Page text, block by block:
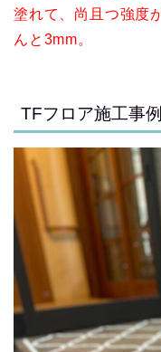
塗れて、尚且つ強度
んと3mm。
TFフロア施工事例